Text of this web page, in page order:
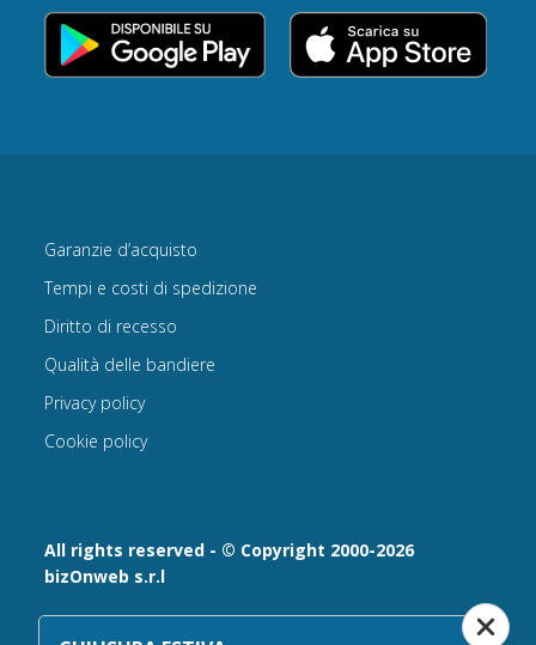
All rights reserved - © Copyright 2000-2026
bizOnweb s.r.l
Via Fratelli Bandiera 18, 25122 - Brescia, Italia
Garanzie d’acquisto
Tempi e costi di spedizione
Diritto di recesso
Qualità delle bandiere
Privacy policy
Cookie policy